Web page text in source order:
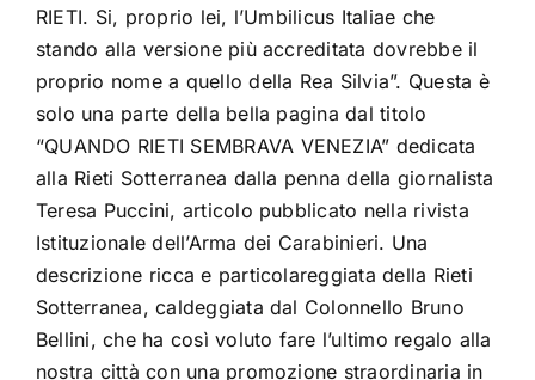
RIETI. Si, proprio lei, l’Umbilicus Italiae che
stando alla versione più accreditata dovrebbe il
proprio nome a quello della Rea Silvia”. Questa è
solo una parte della bella pagina dal titolo
“QUANDO RIETI SEMBRAVA VENEZIA” dedicata
alla Rieti Sotterranea dalla penna della giornalista
Teresa Puccini, articolo pubblicato nella rivista
Istituzionale dell’Arma dei Carabinieri. Una
descrizione ricca e particolareggiata della Rieti
Sotterranea, caldeggiata dal Colonnello Bruno
Bellini, che ha così voluto fare l’ultimo regalo alla
nostra città con una promozione straordinaria in